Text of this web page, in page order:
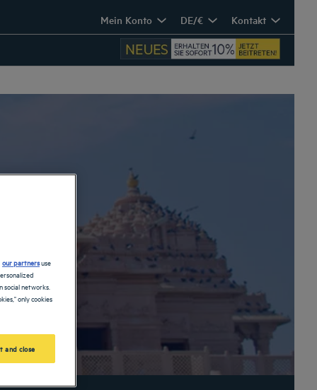
Mein Konto DE/€ Kontakt
our partnersuse
networks.
only cookies
and close